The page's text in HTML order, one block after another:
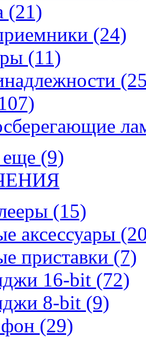
(21)
(24)
(11)
еще (9)
(15)
аксессуары
приставки (7)
16-bit (72)
8-bit (9)
(29)